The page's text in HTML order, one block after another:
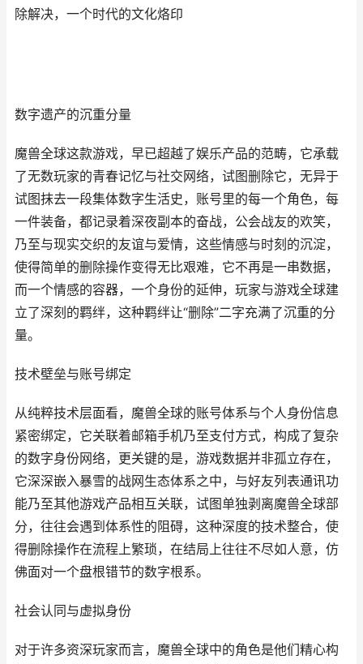
除解决，一个时代的文化烙印
数字遗产的沉重分量
魔兽全球这款游戏，早已超越了娱乐产品的范畴，它承载
了无数玩家的青春记忆与社交网络，试图删除它，无异于
试图抹去一段集体数字生活史，账号里的每一个角色，每
一件装备，都记录着深夜副本的奋战，公会战友的欢笑，
乃至与现实交织的友谊与爱情，这些情感与时刻的沉淀，
使得简单的删除操作变得无比艰难，它不再是一串数据，
而一个情感的容器，一个身份的延伸，玩家与游戏全球建
立了深刻的羁绊，这种羁绊让“删除”二字充满了沉重的分
量。
技术壁垒与账号绑定
从纯粹技术层面看，魔兽全球的账号体系与个人身份信息
紧密绑定，它关联着邮箱手机乃至支付方式，构成了复杂
的数字身份网络，更关键的是，游戏数据并非孤立存在，
它深深嵌入暴雪的战网生态体系之中，与好友列表通讯功
能乃至其他游戏产品相互关联，试图单独剥离魔兽全球部
分，往往会遇到体系性的阻碍，这种深度的技术整合，使
得删除操作在流程上繁琐，在结局上往往不尽如人意，仿
佛面对一个盘根错节的数字根系。
社会认同与虚拟身份
对于许多资深玩家而言，魔兽全球中的角色是他们精心构